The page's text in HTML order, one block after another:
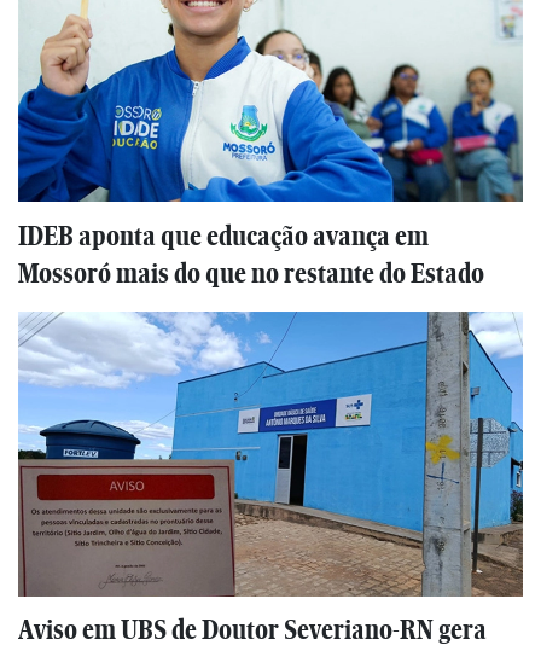
IDEB aponta que educação avança em
Mossoró mais do que no restante do Estado
Aviso em UBS de Doutor Severiano-RN gera